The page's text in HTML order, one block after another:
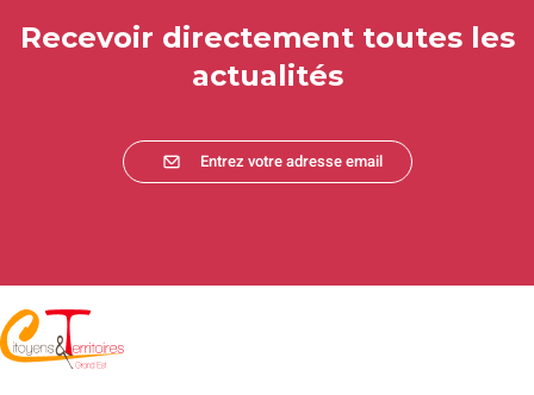
Recevoir directement toutes les
actualités
Entrez votre adresse email